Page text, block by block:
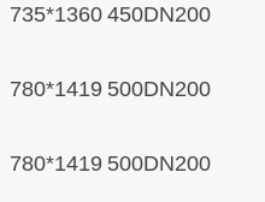
735*1360 450DN200
780*1419 500DN200
780*1419 500DN200